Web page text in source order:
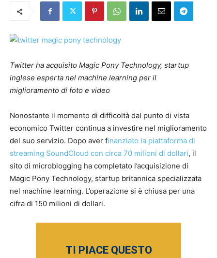
Twitter ha acquisito Magic Pony Technology, startup
inglese esperta nel machine learning per il
miglioramento di foto e video
Nonostante il momento di difficoltà dal punto di vista
economico Twitter continua a investire nel miglioramento
del suo servizio. Dopo aver finanziato la piattaforma di
streaming SoundCloud con circa 70 milioni di dollari, il
sito di microblogging ha completato l’acquisizione di
Magic Pony Technology, startup britannica specializzata
nel machine learning. L’operazione si è chiusa per una
cifra di 150 milioni di dollari.
TI PIACE QUESTO